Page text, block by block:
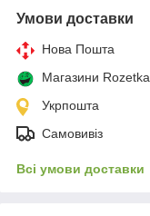
Умови доставки
Нова Пошта
Магазини Rozetka
Укрпошта
Самовивіз
Всі умови доставки